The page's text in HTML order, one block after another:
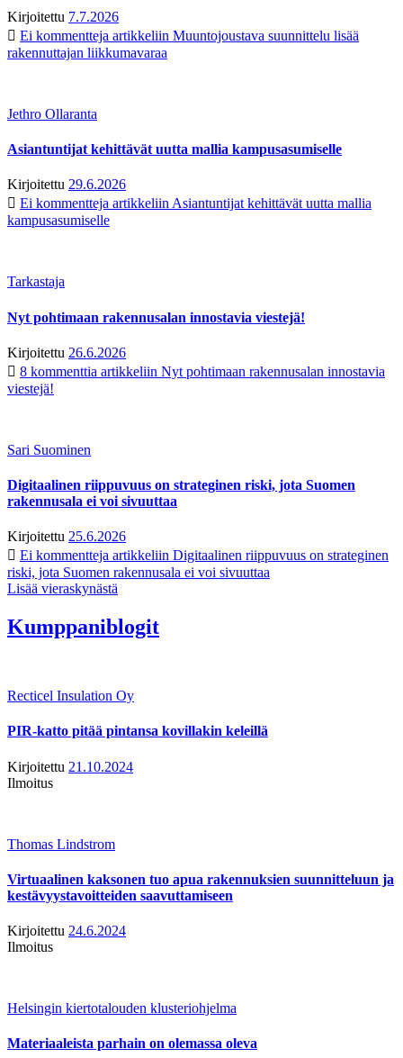
Kirjoitettu 7.7.2026
Ei kommentteja artikkeliin Muuntojoustava suunnittelu lisää
rakennuttajan liikkumavaraa
Jethro Ollaranta
Asiantuntijat kehittävät uutta mallia kampusasumiselle
Kirjoitettu 29.6.2026
Ei kommentteja artikkeliin Asiantuntijat kehittävät uutta mallia
kampusasumiselle
Tarkastaja
Nyt pohtimaan rakennusalan innostavia viestejä!
Kirjoitettu 26.6.2026
8 kommenttia artikkeliin Nyt pohtimaan rakennusalan innostavia
viestejä!
Sari Suominen
Digitaalinen riippuvuus on strateginen riski, jota Suomen
rakennusala ei voi sivuuttaa
Kirjoitettu 25.6.2026
Ei kommentteja artikkeliin Digitaalinen riippuvuus on strateginen
riski, jota Suomen rakennusala ei voi sivuuttaa
Lisää vieraskynästä
Kumppaniblogit
Recticel Insulation Oy
PIR-katto pitää pintansa kovillakin keleillä
Kirjoitettu 21.10.2024
Ilmoitus
Thomas Lindstrom
Virtuaalinen kaksonen tuo apua rakennuksien suunnitteluun ja
kestävyystavoitteiden saavuttamiseen
Kirjoitettu 24.6.2024
Ilmoitus
Helsingin kiertotalouden klusteriohjelma
Materiaaleista parhain on olemassa oleva